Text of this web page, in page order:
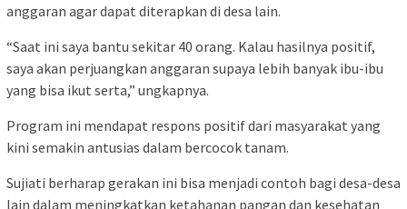
anggaran agar dapat diterapkan di desa lain.
“Saat ini saya bantu sekitar 40 orang. Kalau hasilnya positif,
saya akan perjuangkan anggaran supaya lebih banyak ibu-ibu
yang bisa ikut serta,” ungkapnya.
Program ini mendapat respons positif dari masyarakat yang
kini semakin antusias dalam bercocok tanam.
Sujiati berharap gerakan ini bisa menjadi contoh bagi desa-desa
lain dalam meningkatkan ketahanan pangan dan kesehatan